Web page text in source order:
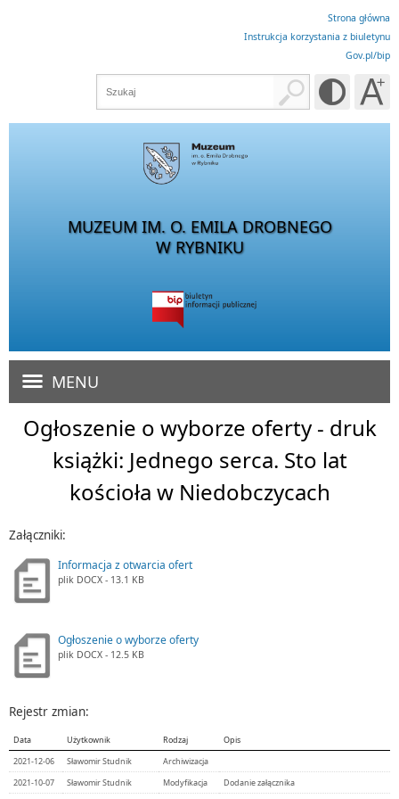
Strona główna
Instrukcja korzystania z biuletynu
Gov.pl/bip
MUZEUM IM. O. EMILA DROBNEGO
W RYBNIKU
MENU
Ogłoszenie o wyborze oferty - druk
książki: Jednego serca. Sto lat
kościoła w Niedobczycach
Załączniki:
Informacja z otwarcia ofert
plik DOCX - 13.1 KB
Ogłoszenie o wyborze oferty
plik DOCX - 12.5 KB
Rejestr zmian:
Data Użytkownik Rodzaj
Opis
2021-12-06
Sławomir Studnik
Archiwizacja
2021-10-07
Sławomir Studnik Modyfikacja
Dodanie załącznika